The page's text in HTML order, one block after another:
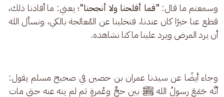
وسمعتم ما قال: "فما أفلحنا ولا أنجحنا"؛ يعني: ما أفادنا ذلك،
قطع عنا خيرًا كان عندنا، فتخلينا عن المُعالجة بالكي، ونسأل الله
أن يرد المرض ويرد علينا ما كنا نشاهده.
وجاء أيضًا عن سيدنا عمران بن حصين في صحيح مسلم يقول:
أنَّه جَمَعَ رسولُ الله ﷺ بين حجٍّ وعُمرةٍ ثم لم ينه عنه حتى مات